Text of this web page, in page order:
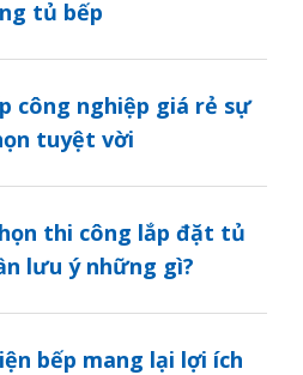
tủ bếp
công nghiệp giá rẻ sự
tuyệt vời
thi công lắp đặt tủ
lưu ý những gì?
bếp mang lại lợi ích